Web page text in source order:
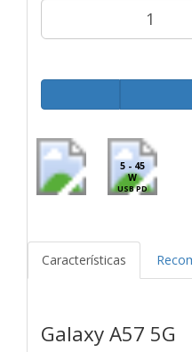
5 - 45
W
USB PD
Características
Galaxy A57 5G